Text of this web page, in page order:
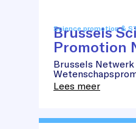
Brussels
Science
Promotion
Network
Science promotion &
Brussels
Promotion
Brussels Netwerk
Lees meer